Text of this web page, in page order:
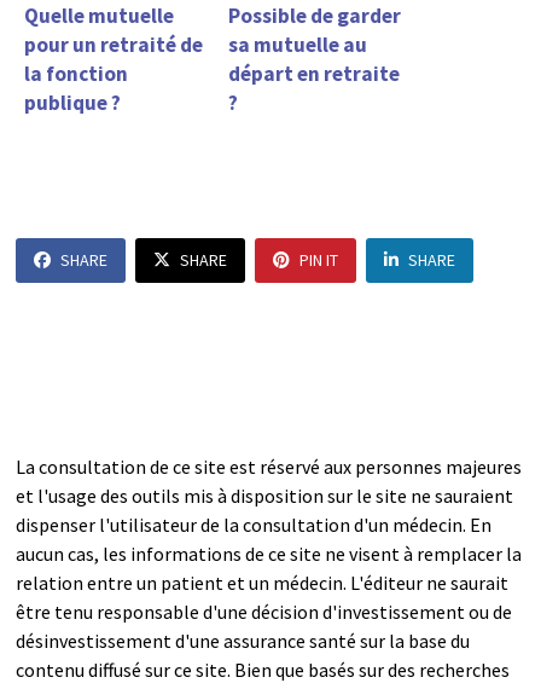
Quelle mutuelle
pour un retraité de
la fonction
publique ?
Possible de garder
sa mutuelle au
départ en retraite
?
SHARE SHARE PIN IT SHARE
La consultation de ce site est réservé aux personnes majeures
et l'usage des outils mis à disposition sur le site ne sauraient
dispenser l'utilisateur de la consultation d'un médecin. En
aucun cas, les informations de ce site ne visent à remplacer la
relation entre un patient et un médecin. L'éditeur ne saurait
être tenu responsable d'une décision d'investissement ou de
désinvestissement d'une assurance santé sur la base du
contenu diffusé sur ce site. Bien que basés sur des recherches